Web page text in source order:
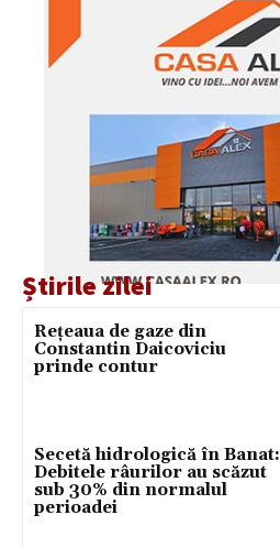
Știrile zilei
Rețeaua de gaze din
Constantin Daicoviciu
prinde contur
Secetă hidrologică în Banat:
Debitele râurilor au scăzut
sub 30% din normalul
perioadei